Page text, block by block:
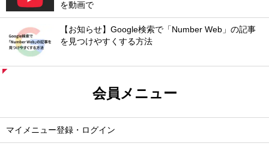
を動画で
【お知らせ】Google検索で「Number Web」の記事
を見つけやすくする方法
会員メニュー
マイメニュー登録・ログイン